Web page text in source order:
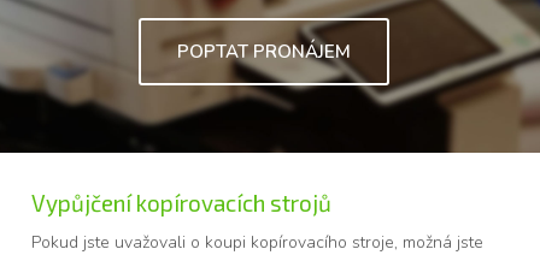
POPTAT PRONÁJEM
Vypůjčení kopírovacích strojů
Pokud jste uvažovali o koupi kopírovacího stroje, možná jste